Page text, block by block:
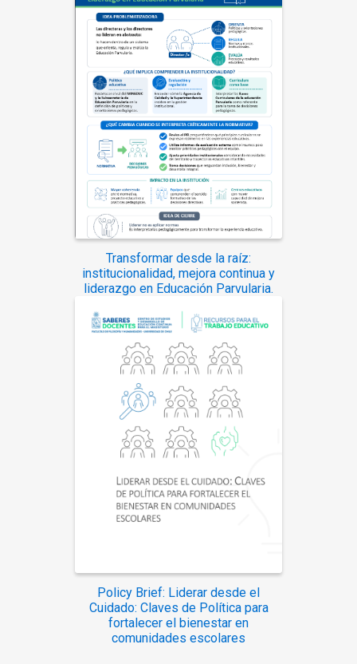
Transformar desde la raíz:
institucionalidad, mejora continua y
liderazgo en Educación Parvularia.
Policy Brief: Liderar desde el
Cuidado: Claves de Política para
fortalecer el bienestar en
comunidades escolares